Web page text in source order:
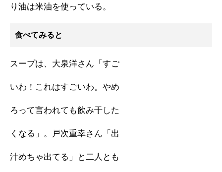
り油は米油を使っている。
食べてみると
スープは、大泉洋さん「すご
いわ！これはすごいわ。やめ
ろって言われても飲み干した
くなる」。戸次重幸さん「出
汁めちゃ出てる」と二人とも